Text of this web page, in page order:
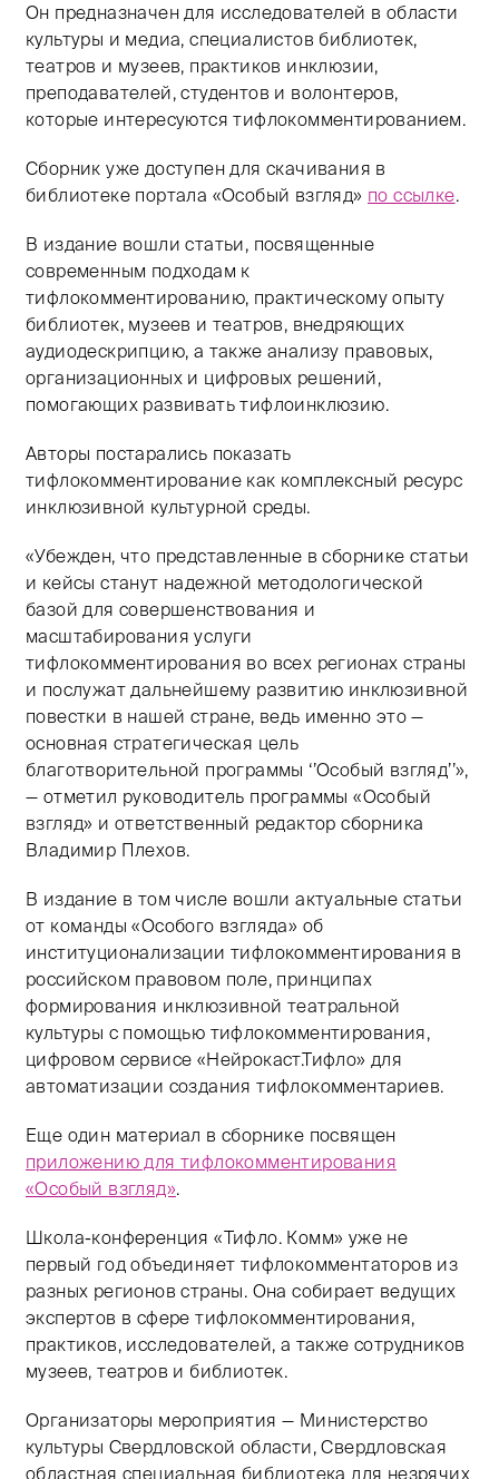
Он предназначен для исследователей в области
культуры и медиа, специалистов библиотек,
театров и музеев, практиков инклюзии,
преподавателей, студентов и волонтеров,
которые интересуются тифлокомментированием.
Сборник уже доступен для скачивания в
библиотеке портала «Особый взгляд» по ссылке
В издание вошли статьи, посвященные
современным подходам к
тифлокомментированию, практическому опыту
библиотек, музеев и театров, внедряющих
аудиодескрипцию, а также анализу правовых,
организационных и цифровых решений,
помогающих развивать тифлоинклюзию.
Авторы постарались показать
тифлокомментирование как комплексный ресурс
инклюзивной культурной среды.
«Убежден, что представленные в сборнике статьи
и кейсы станут надежной методологической
базой для совершенствования и
масштабирования услуги
тифлокомментирования во всех регионах страны
и послужат дальнейшему развитию инклюзивной
повестки в нашей стране, ведь именно это —
основная стратегическая цель
благотворительной программы ‘’Особый взгляд’’»,
— отметил руководитель программы «Особый
взгляд» и ответственный редактор сборника
Владимир Плехов.
В издание в том числе вошли актуальные статьи
от команды «Особого взгляда» об
институционализации тифлокомментирования в
российском правовом поле, принципах
формирования инклюзивной театральной
культуры с помощью тифлокомментирования,
цифровом сервисе «Нейрокаст.Тифло» для
автоматизации создания тифлокомментариев.
Еще один материал в сборнике посвящен
приложению для тифлокомментирования
«Особый взгляд»
Школа-конференция «Тифло. Комм» уже не
первый год объединяет тифлокомментаторов из
разных регионов страны. Она собирает ведущих
экспертов в сфере тифлокомментирования,
практиков, исследователей, а также сотрудников
музеев, театров и библиотек.
Организаторы мероприятия — Министерство
культуры Свердловской области, Свердловская
областная специальная библиотека для незрячих